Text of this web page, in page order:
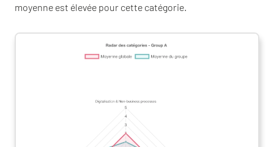
moyenne est élevée pour cette catégorie.